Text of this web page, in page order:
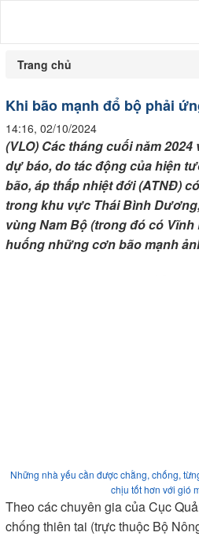
Trang chủ
Khi bão mạnh đổ bộ phải
14:16, 02/10/2024
(VLO) Các tháng cuối năm 2024
dự báo, do tác động của hiện
bão, áp thấp nhiệt đới (ATNĐ)
trong khu vực Thái Bình
vùng Nam Bộ (trong đó có
huống những cơn bão mạnh
Những nhà yếu cần được chằng, chống,
chịu tốt hơn với gió
Theo các chuyên gia của Cục
chống thiên tai (trực thuộc Bộ